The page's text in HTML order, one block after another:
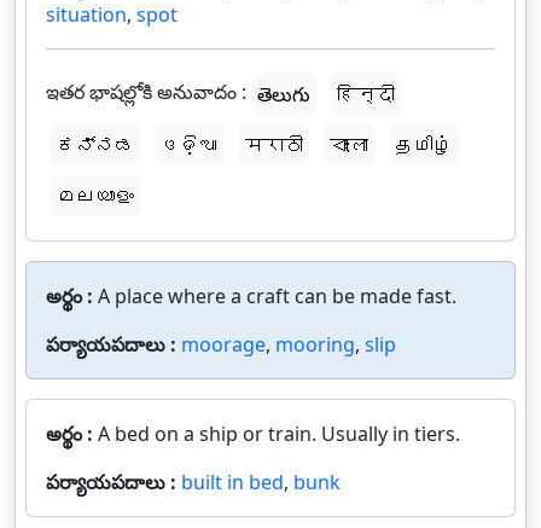
situation, spot
ఇతర భాషల్లోకి అనువాదం : తెలుగు
हिन्दी
ಕನ್ನಡ
ଓଡ଼ିଆ मराठी বাংলা
தமிழ்
മലയാളം
అర్థం : A place where a craft can be made fast.
పర్యాయపదాలు : moorage, mooring, slip
అర్థం : A bed on a ship or train. Usually in tiers.
పర్యాయపదాలు : built in bed, bunk